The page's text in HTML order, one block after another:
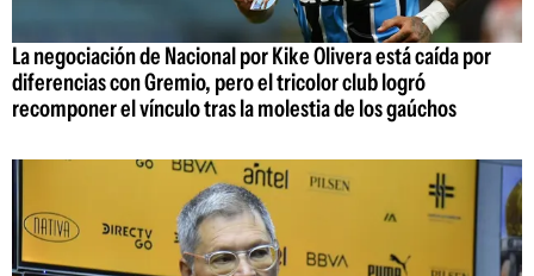
La negociación de Nacional por Kike Olivera está caída por
diferencias con Gremio, pero el tricolor club logró
recomponer el vínculo tras la molestia de los gaúchos